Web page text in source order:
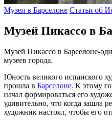
Музеи в Барселоне Статьи об
Музей Пикассо в
Музей Пикассо в Барселоне-
музеев города.
Юность великого испанского
прошла в Барселоне. К этому
начал формироваться его
удивительно, что когда зашла
художник настоял, чтобы его